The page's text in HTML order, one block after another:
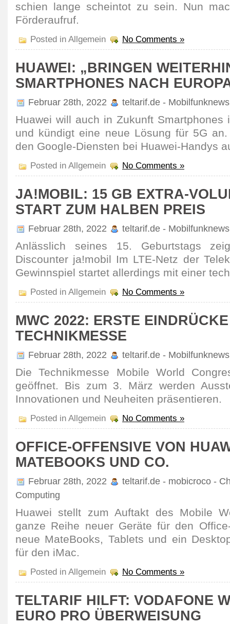
schien lange scheintot zu sein. Nun
Förder­aufruf.
Posted in Allgemein No Comments »
HUAWEI: „BRINGEN
SMARTPHONES NACH
Februar 28th, 2022 teltarif.de - Mobilfunknews
Huawei will auch in Zukunft Smart­phones
und kündigt eine neue Lösung für 5G
den Google-Diensten bei Huawei-Handys
Posted in Allgemein No Comments »
JA!MOBIL: 15 GB EXTRA-
START ZUM HALBEN PREIS
Februar 28th, 2022 teltarif.de - Mobilfunknews
Anläss­lich seines 15. Geburts­tags
Discounter ja!mobil Im LTE-Netz der
Gewinn­spiel startet aller­dings mit einer
Posted in Allgemein No Comments »
MWC 2022: ERSTE
TECHNIKMESSE
Februar 28th, 2022 teltarif.de - Mobilfunknews
Die Tech­nik­messe Mobile World
geöffnet. Bis zum 3. März werden
Inno­vationen und Neuheiten präsen­tieren.
Posted in Allgemein No Comments »
OFFICE-OFFENSIVE VON
MATEBOOKS UND CO.
Februar 28th, 2022
teltarif.de - mobicroco -
Computing
Huawei stellt zum Auftakt des Mobile
ganze Reihe neuer Geräte für den
neue MateBooks, Tablets und ein
für den iMac.
Posted in Allgemein No Comments »
TELTARIF HILFT: VODAFONE
EURO PRO ÜBERWEISUNG